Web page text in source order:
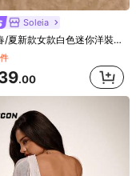
Aloruh
Soleia
Soleia 春/夏新款女款白色迷你洋裝，露背綁帶不對稱蕾絲紋理 Bustier 上身，休閒度假風，適合返校季、西式海灘婚禮賓客裝、畢業早午餐、聖帕翠克節、春假、復活節、音樂節、優雅波希米亞熱帶風、情人節派對
.00